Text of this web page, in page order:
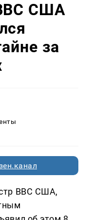
США
за
ВВС США,